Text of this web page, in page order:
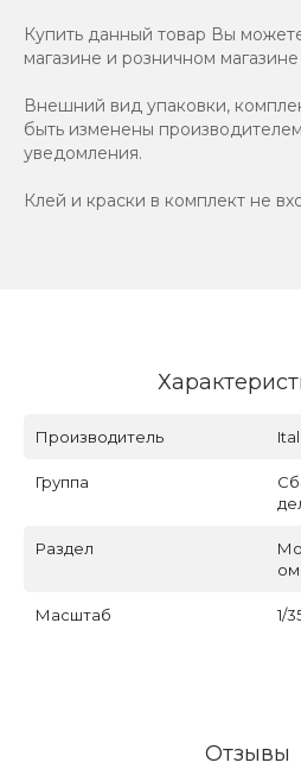
Купить данный товар Вы
магазине и розничном
Внешний вид упаковки,
быть изменены
уведомления.
Клей и краски в комплект не
Производитель
Группа
Раздел
Масштаб 1/
Отзывы